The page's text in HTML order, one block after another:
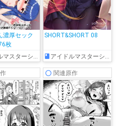
濃厚セック
枚
シンデレラガールズ
SHORT&SHORT 08
アイドルマスターシンデレラガールズ
関連原作